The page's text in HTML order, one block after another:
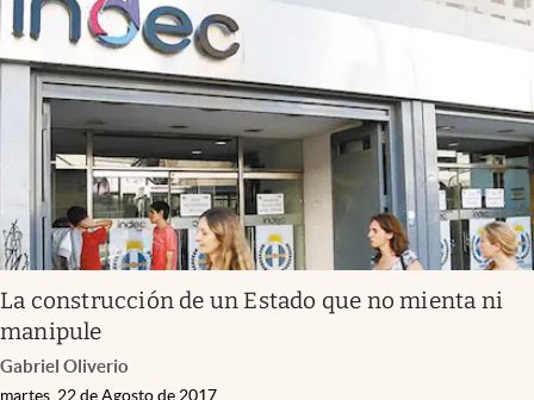
La construcción de un Estado que no mienta ni
manipule
Gabriel Oliverio
martes, 22 de Agosto de 2017